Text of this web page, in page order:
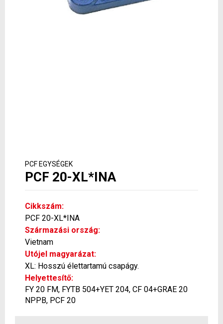
PCF EGYSÉGEK
PCF 20-XL*INA
Cikkszám:
PCF 20-XL*INA
Származási ország:
Vietnam
Utójel magyarázat:
XL: Hosszú élettartamú csapágy.
Helyettesítő:
FY 20 FM, FYTB 504+YET 204, CF 04+GRAE 20
NPPB, PCF 20